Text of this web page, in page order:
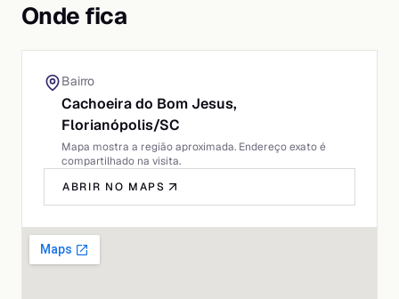
Onde fica
Bairro
Cachoeira do Bom Jesus,
Florianópolis/SC
Mapa mostra a região aproximada. Endereço exato é
compartilhado na visita.
ABRIR NO MAPS